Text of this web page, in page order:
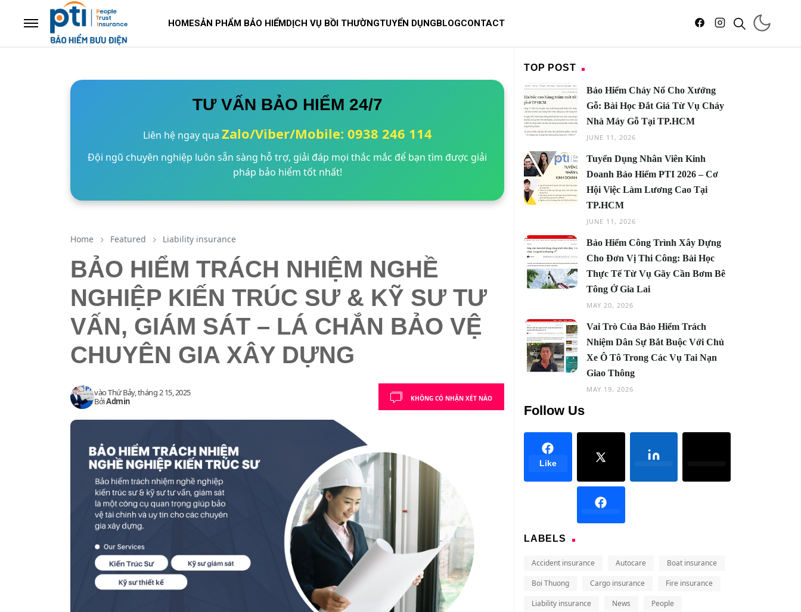
HOMESẢN PHẨM BẢO HIỂMDỊCH VỤ BỒI THƯỜNGTUYỂN DỤNGBLOGCONTACT
TƯ VẤN BẢO HIỂM 24/7
Liên hệ ngay qua Zalo/Viber/Mobile: 0938 246 114
Đội ngũ chuyên nghiệp luôn sẵn sàng hỗ trợ, giải đáp mọi thắc mắc để bạn tìm được giải
pháp bảo hiểm tốt nhất!
Home Featured Liability insurance
BẢO HIỂM TRÁCH NHIỆM NGHỀ
NGHIỆP KIẾN TRÚC SƯ & KỸ SƯ TƯ
VẤN, GIÁM SÁT – LÁ CHẮN BẢO VỆ
CHUYÊN GIA XÂY DỰNG
vàoThứ Bảy, tháng 2 15, 2025
BởiAdmin KHÔNG CÓ NHẬN XÉT NÀO
TOP POST
Bảo Hiểm Cháy Nổ Cho Xưởng
Gỗ: Bài Học Đắt Giá Từ Vụ Cháy
Nhà Máy Gỗ Tại TP.HCM
JUNE 11, 2026
Tuyển Dụng Nhân Viên Kinh
Doanh Bảo Hiểm PTI 2026 – Cơ
Hội Việc Làm Lương Cao Tại
TP.HCM
JUNE 11, 2026
Bảo Hiểm Công Trình Xây Dựng
Cho Đơn Vị Thi Công: Bài Học
Thực Tế Từ Vụ Gãy Cần Bơm Bê
Tông Ở Gia Lai
MAY 20, 2026
Vai Trò Của Bảo Hiểm Trách
Nhiệm Dân Sự Bắt Buộc Với Chủ
Xe Ô Tô Trong Các Vụ Tai Nạn
Giao Thông
MAY 19, 2026
Follow Us
Like
LABELS
Accident insurance Autocare
Boat insurance
Boi Thuong
Cargo insurance
Fire insurance
Liability insurance
News
People